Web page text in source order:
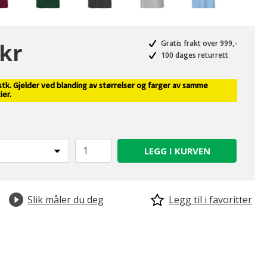
valgte
Gratis frakt over 999,-
100 dages returrett
Gjelder ved blanding av størrelser og farger av samme
LEGG I KURVEN
Slik måler du deg Legg til i favoritter